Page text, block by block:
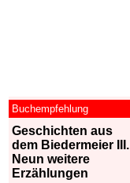
Buchempfehlung
Geschichten aus
dem Biedermeier III.
Neun weitere
Erzählungen